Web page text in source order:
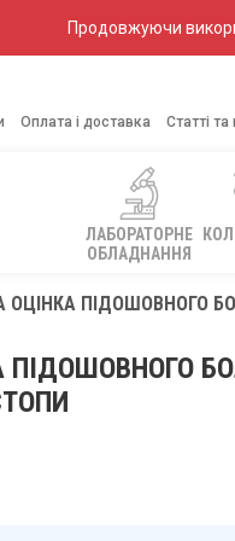
Продовжуючи
Оплата і доставка Статті
ЛАБОРАТОРНЕ
ОБЛАДНАННЯ
ОЦІНКА ПІДОШОВНОГО
ПІДОШОВНОГО